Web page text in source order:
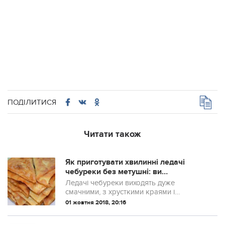
ПОДІЛИТИСЯ
Читати також
Як приготувати хвилинні ледачі
чебуреки без метушні: ви
закохаєтесь в цей смак
Ледачі чебуреки виходять дуже
смачними, з хрусткими краями і
соковитим фаршем в середині.
01 жовтня 2018, 20:16